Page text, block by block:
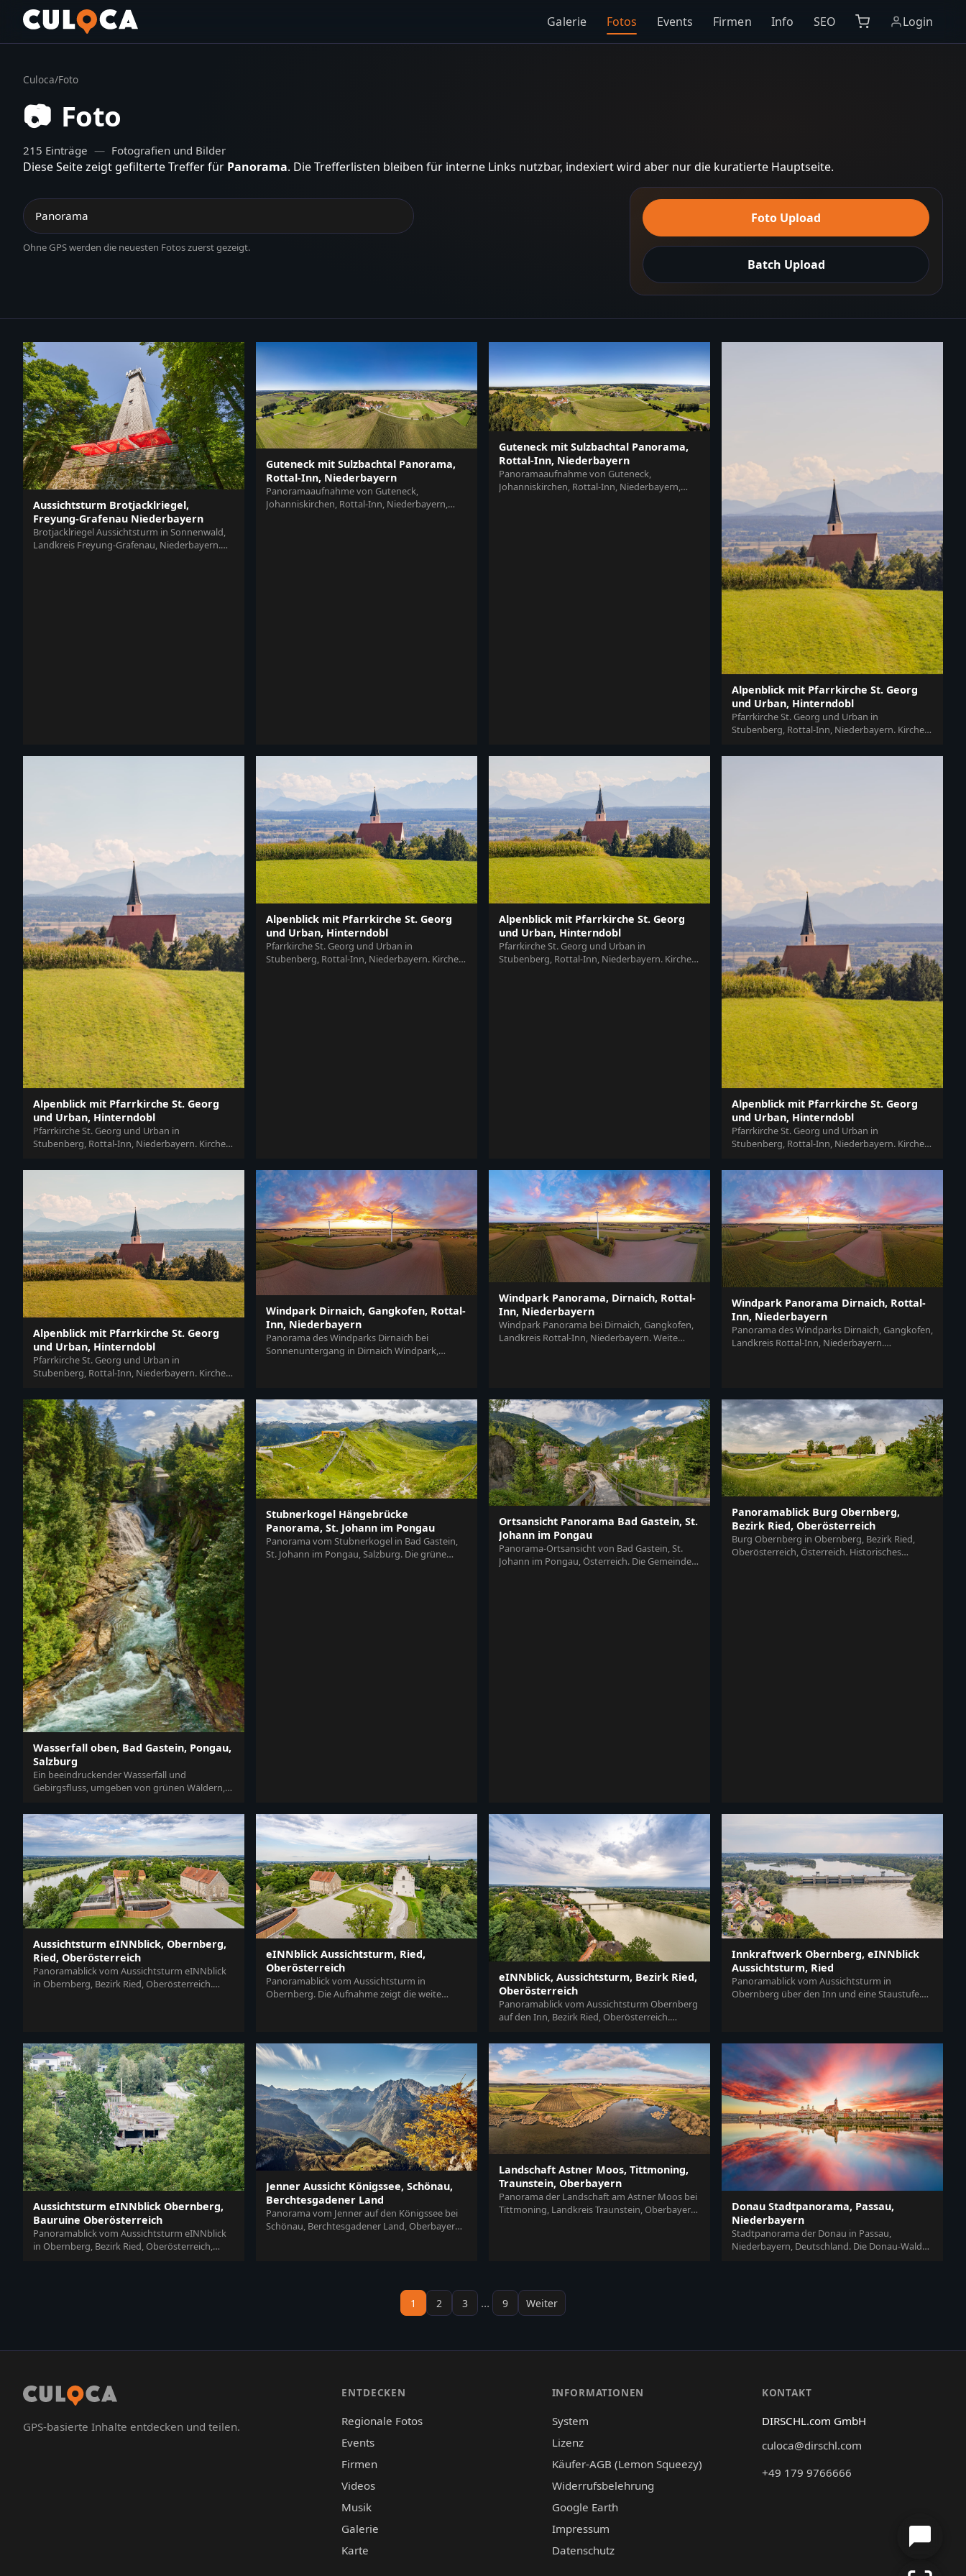
Galerie Fotos Events Firmen Info SEO Login
Culoca/Foto
📷 Foto
215 Einträge — Fotografien und Bilder
Diese Seite zeigt gefilterte Treffer für Panorama. Die Trefferlisten bleiben für interne Links nutzbar, indexiert wird aber nur die kuratierte Hauptseite.
Ohne GPS werden die neuesten Fotos zuerst gezeigt.
Foto Upload
Batch Upload
Aussichtsturm Brotjacklriegel,
Freyung-Grafenau Niederbayern
Brotjacklriegel Aussichtsturm in Sonnenwald,
Landkreis Freyung-Grafenau, Niederbayern.
Guteneck mit Sulzbachtal Panorama,
Rottal-Inn, Niederbayern
Panoramaaufnahme von Guteneck,
Johanniskirchen, Rottal-Inn, Niederbayern,
Guteneck mit Sulzbachtal Panorama,
Rottal-Inn, Niederbayern
Panoramaaufnahme von Guteneck,
Johanniskirchen, Rottal-Inn, Niederbayern,
Alpenblick mit Pfarrkirche St. Georg
und Urban, Hinterndobl
Pfarrkirche St. Georg und Urban in
Stubenberg, Rottal-Inn, Niederbayern. Kirche
Alpenblick mit Pfarrkirche St. Georg
und Urban, Hinterndobl
Pfarrkirche St. Georg und Urban in
Stubenberg, Rottal-Inn, Niederbayern. Kirche
Alpenblick mit Pfarrkirche St. Georg
und Urban, Hinterndobl
Pfarrkirche St. Georg und Urban in
Stubenberg, Rottal-Inn, Niederbayern. Kirche
Alpenblick mit Pfarrkirche St. Georg
und Urban, Hinterndobl
Pfarrkirche St. Georg und Urban in
Stubenberg, Rottal-Inn, Niederbayern. Kirche
Alpenblick mit Pfarrkirche St. Georg
und Urban, Hinterndobl
Pfarrkirche St. Georg und Urban in
Stubenberg, Rottal-Inn, Niederbayern. Kirche
Alpenblick mit Pfarrkirche St. Georg
und Urban, Hinterndobl
Pfarrkirche St. Georg und Urban in
Stubenberg, Rottal-Inn, Niederbayern. Kirche
Windpark Dirnaich, Gangkofen, Rottal-
Inn, Niederbayern
Panorama des Windparks Dirnaich bei
Sonnenuntergang in Dirnaich Windpark,
Windpark Panorama, Dirnaich, Rottal-
Inn, Niederbayern
Windpark Panorama bei Dirnaich, Gangkofen,
Landkreis Rottal-Inn, Niederbayern. Weite
Windpark Panorama Dirnaich, Rottal-
Inn, Niederbayern
Panorama des Windparks Dirnaich, Gangkofen,
Landkreis Rottal-Inn, Niederbayern.
Wasserfall oben, Bad Gastein, Pongau,
Salzburg
Ein beeindruckender Wasserfall und
Gebirgsfluss, umgeben von grünen Wäldern,
Stubnerkogel Hängebrücke
Panorama, St. Johann im Pongau
Panorama vom Stubnerkogel in Bad Gastein,
St. Johann im Pongau, Salzburg. Die grüne
Ortsansicht Panorama Bad Gastein, St.
Johann im Pongau
Panorama-Ortsansicht von Bad Gastein, St.
Johann im Pongau, Österreich. Die Gemeinde
Panoramablick Burg Obernberg,
Bezirk Ried, Oberösterreich
Burg Obernberg in Obernberg, Bezirk Ried,
Oberösterreich, Österreich. Historisches
Aussichtsturm eINNblick, Obernberg,
Ried, Oberösterreich
Panoramablick vom Aussichtsturm eINNblick
in Obernberg, Bezirk Ried, Oberösterreich.
eINNblick Aussichtsturm, Ried,
Oberösterreich
Panoramablick vom Aussichtsturm in
Obernberg. Die Aufnahme zeigt die weite
eINNblick, Aussichtsturm, Bezirk Ried,
Oberösterreich
Panoramablick vom Aussichtsturm Obernberg
auf den Inn, Bezirk Ried, Oberösterreich.
Innkraftwerk Obernberg, eINNblick
Aussichtsturm, Ried
Panoramablick vom Aussichtsturm in
Obernberg über den Inn und eine Staustufe.
Aussichtsturm eINNblick Obernberg,
Bauruine Oberösterreich
Panoramablick vom Aussichtsturm eINNblick
in Obernberg, Bezirk Ried, Oberösterreich,
Jenner Aussicht Königssee, Schönau,
Berchtesgadener Land
Panorama vom Jenner auf den Königssee bei
Schönau, Berchtesgadener Land, Oberbayern.
Landschaft Astner Moos, Tittmoning,
Traunstein, Oberbayern
Panorama der Landschaft am Astner Moos bei
Tittmoning, Landkreis Traunstein, Oberbayern.
Donau Stadtpanorama, Passau,
Niederbayern
Stadtpanorama der Donau in Passau,
Niederbayern, Deutschland. Die Donau-Wald
1 2 3 ... 9 Weiter
GPS-basierte Inhalte entdecken und teilen.
ENTDECKEN
Regionale Fotos
Events
Firmen
Videos
Musik
Galerie
Karte
INFORMATIONEN
System
Lizenz
Käufer-AGB (Lemon Squeezy)
Widerrufsbelehrung
Google Earth
Impressum
Datenschutz
KONTAKT
DIRSCHL.com GmbH
culoca@dirschl.com
+49 179 9766666